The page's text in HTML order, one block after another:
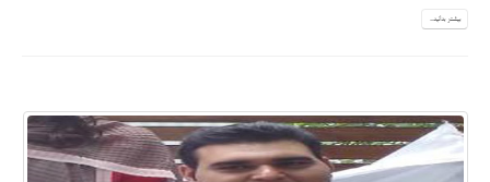
بیشتر بدانید...